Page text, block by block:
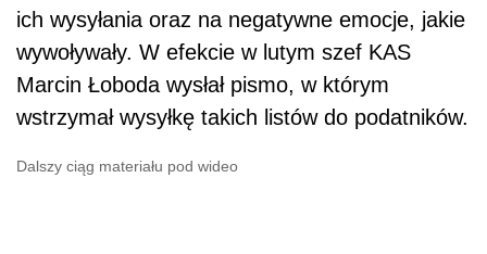
ich wysyłania oraz na negatywne emocje, jakie
wywoływały. W efekcie w lutym szef KAS
Marcin Łoboda wysłał pismo, w którym
wstrzymał wysyłkę takich listów do podatników.
Dalszy ciąg materiału pod wideo